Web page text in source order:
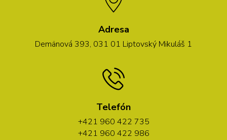
Adresa
Demänová 393, 031 01 Liptovský Mikuláš 1
Telefón
+421 960 422 735
+421 960 422 986